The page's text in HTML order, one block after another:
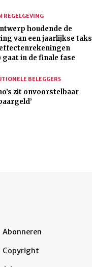
REGELGEVING
houdende de
van een jaarlijkse taks
gaat in de finale fase
BELEGGERS
zit onvoorstelbaar
Abonneren
Copyright